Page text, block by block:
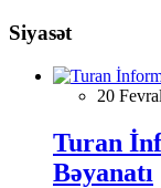
Siyasət
20
Turan
Bəyanatı